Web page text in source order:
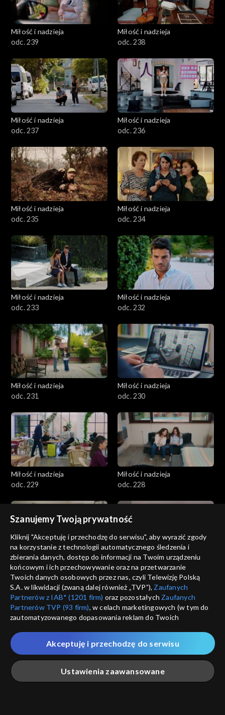
Miłość i nadzieja
odc. 239
Miłość i nadzieja
odc. 238
Miłość i nadzieja
odc. 237
Miłość i nadzieja
odc. 236
Miłość i nadzieja
odc. 235
Miłość i nadzieja
odc. 234
Miłość i nadzieja
odc. 233
Miłość i nadzieja
odc. 232
Miłość i nadzieja
odc. 231
Miłość i nadzieja
odc. 230
Miłość i nadzieja
odc. 229
Miłość i nadzieja
odc. 228
Miłość i nadzieja
odc. 227
Miłość i nadzieja
odc. 226
Miłość i nadzieja
odc. 225
Miłość i nadzieja
odc. 224
Szanujemy Twoją prywatność
Kliknij "Akceptuję i przechodzę do serwisu", aby wyrazić zgody
na korzystanie z technologii automatycznego śledzenia i
zbierania danych, dostęp do informacji na Twoim urządzeniu
końcowym i ich przechowywanie oraz na przetwarzanie
Twoich danych osobowych przez nas, czyli Telewizję Polską
S.A. w likwidacji (zwaną dalej również „TVP”), Zaufanych
Partnerów z IAB* (1201 firm) oraz pozostałych Zaufanych
Partnerów TVP (93 firm), w celach marketingowych (w tym do
zautomatyzowanego dopasowania reklam do Twoich
które wskazujemy poniżej, a także zgody na udostępnianie
przez nas identyfikatora PPID do Google.
Twoje dane osobowe zbierane podczas odwiedzania przez
Ciebie naszych
poszczególnych serwisówzwanych dalej
„Portalem”, w tym informacje zapisywane za pomocą
Ustawienia zaawansowane
Akceptuję i przechodzę do serwisu